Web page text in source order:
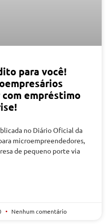
para você!
empréstimo
no Diário Oficial da
microempreendedores,
de pequeno porte via
Nenhum comentário